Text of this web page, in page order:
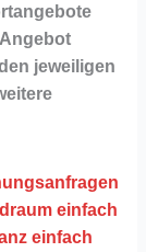
jeweiligen
einfach
einfach